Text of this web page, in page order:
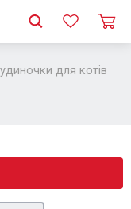
для котів